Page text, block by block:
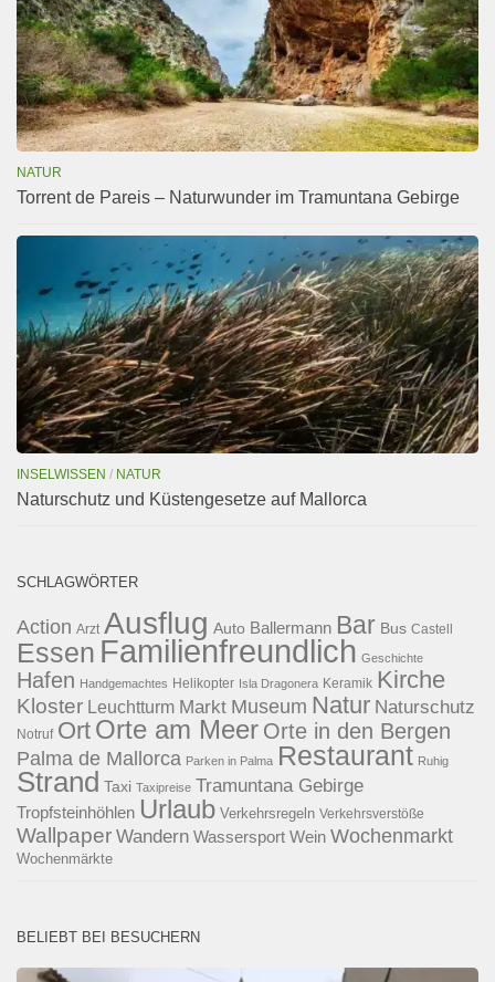
NATUR
Torrent de Pareis – Naturwunder im Tramuntana Gebirge
INSELWISSEN / NATUR
Naturschutz und Küstengesetze auf Mallorca
SCHLAGWÖRTER
Action Arzt Ausflug Auto Ballermann Bar Bus Castell
Essen Familienfreundlich Geschichte
Hafen Handgemachtes Helikopter Isla Dragonera Keramik Kirche
Kloster Leuchtturm Markt Museum Natur Naturschutz
Notruf Ort Orte am Meer Orte in den Bergen
Palma de Mallorca Parken in Palma Restaurant Ruhig
Strand Taxi Taxipreise Tramuntana Gebirge
Tropfsteinhöhlen Urlaub Verkehrsregeln Verkehrsverstöße
Wallpaper Wandern Wassersport Wein Wochenmarkt
Wochenmärkte
BELIEBT BEI BESUCHERN